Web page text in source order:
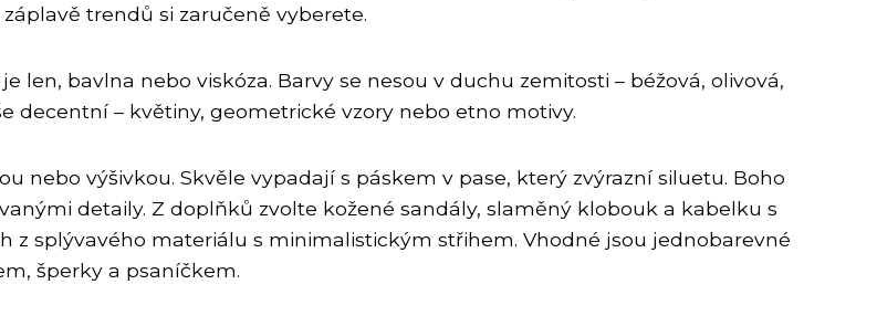
trendů si zaručeně vyberete.
len, bavlna nebo viskóza. Barvy se nesou v duchu zemitosti – béžová, olivová,
decentní – květiny, geometrické vzory nebo etno motivy.
nebo výšivkou. Skvěle vypadají s páskem v pase, který zvýrazní siluetu. Boho
detaily. Z doplňků zvolte kožené sandály, slaměný klobouk a kabelku s
z splývavého materiálu s minimalistickým střihem. Vhodné jsou jednobarevné
šperky a psaníčkem.